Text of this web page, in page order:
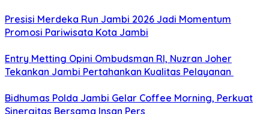
Presisi Merdeka Run Jambi 2026 Jadi Momentum
Promosi Pariwisata Kota Jambi
Entry Metting Opini Ombudsman RI, Nuzran Joher
Tekankan Jambi Pertahankan Kualitas Pelayanan
Bidhumas Polda Jambi Gelar Coffee Morning, Perkuat
Sinergitas Bersama Insan Pers